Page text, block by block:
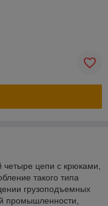
цепи с крюками,
такого типа
грузоподъемных
промышленности,